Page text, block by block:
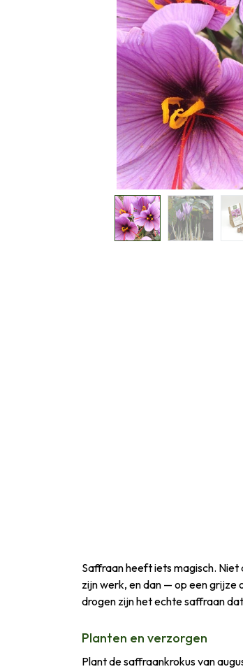
Saffraan heeft iets magisch.
zijn werk, en dan — op een grijze
drogen zijn het echte saffraan
Planten en verzorgen
Plant de saffraankrokus van